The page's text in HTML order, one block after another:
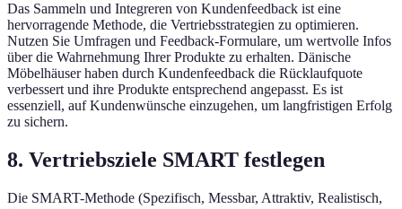
Das Sammeln und Integreren von Kundenfeedback ist eine
hervorragende Methode, die Vertriebsstrategien zu optimieren.
Nutzen Sie Umfragen und Feedback-Formulare, um wertvolle Infos
über die Wahrnehmung Ihrer Produkte zu erhalten. Dänische
Möbelhäuser haben durch Kundenfeedback die Rücklaufquote
verbessert und ihre Produkte entsprechend angepasst. Es ist
essenziell, auf Kundenwünsche einzugehen, um langfristigen Erfolg
zu sichern.
8. Vertriebsziele SMART festlegen
Die SMART-Methode (Spezifisch, Messbar, Attraktiv, Realistisch,